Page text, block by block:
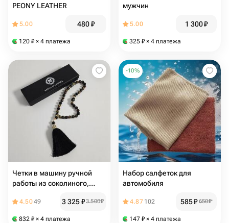
PEONY LEATHER
5.00 480₽
120 ₽ × 4 платежа
мужчин
5.00 1 300₽
325 ₽ × 4 платежа
Четки в машину ручной
работы из соколиного,
4.5049 3 325₽3 500₽
832 ₽ × 4 платежа
-10%
Набор салфеток для
автомобиля
4.87 102 585₽ 650₽
147 ₽ × 4 платежа